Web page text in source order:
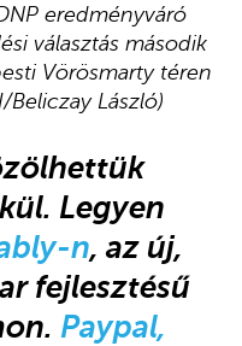
eredményváró
választás második
Vörösmarty téren
László)
Legyen
n, az új,
fejlesztésű
Paypal,